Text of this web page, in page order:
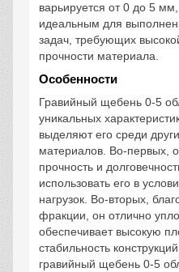
варьируется от 0 до 5
идеальным для
задач, требующих
прочности материала.
Особенности
Гравийный щебень 0-5
уникальных
выделяют его среди
материалов. Во-первых,
прочность и
использовать его в
нагрузок. Во-вторых,
фракции, он отлично
обеспечивает высокую
стабильность
гравийный щебень 0-5